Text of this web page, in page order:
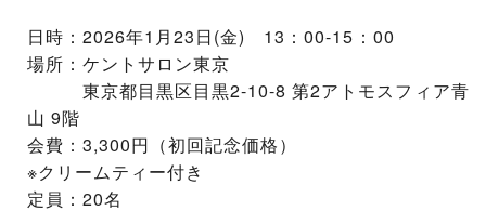
日時 ：2026年1月23日(金) 13：00-15：00
場所 ：ケントサロン東京
東京都目黒区目黒2-10-8 第2アトモスフィア青
山 9階
会費 ：3,300円（初回記念価格）
※クリームティー付き
定員 ：20名